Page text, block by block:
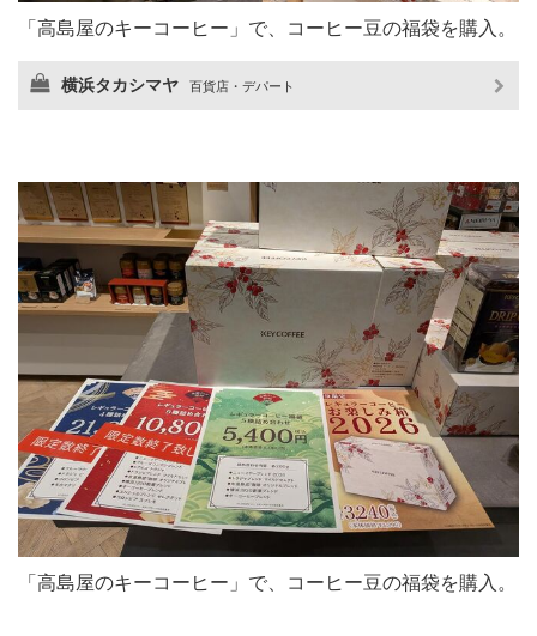
「高島屋のキーコーヒー」で、コーヒー豆の福袋を購入。
横浜タカシマヤ 百貨店・デパート
「高島屋のキーコーヒー」で、コーヒー豆の福袋を購入。